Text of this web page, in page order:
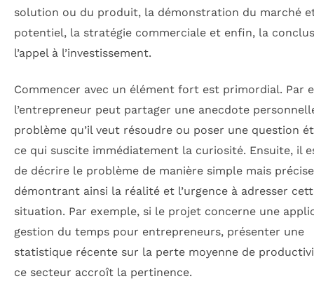
solution ou du produit, la démonstration du marché
potentiel, la stratégie commerciale et enfin, la
l’appel à l’investissement.
Commencer avec un élément fort est primordial. Par
l’entrepreneur peut partager une anecdote
problème qu’il veut résoudre ou poser une question
ce qui suscite immédiatement la curiosité. Ensuite, il
de décrire le problème de manière simple mais
démontrant ainsi la réalité et l’urgence à adresser
situation. Par exemple, si le projet concerne une
gestion du temps pour entrepreneurs, présenter une
statistique récente sur la perte moyenne de
ce secteur accroît la pertinence.